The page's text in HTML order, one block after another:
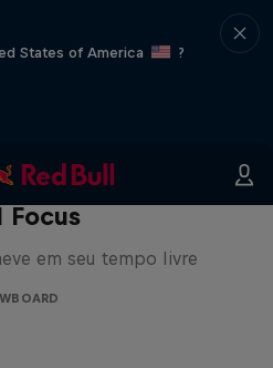
States of America
?
Focus
em seu tempo livre